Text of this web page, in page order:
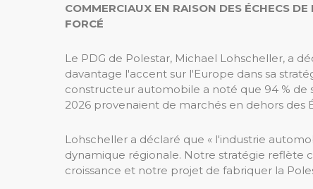
COMMERCIAUX EN RAISON DES ÉCHECS
FORCÉ
Le PDG de Polestar, Michael Lohscheller, a
davantage l'accent sur l'Europe dans sa
constructeur automobile a noté que 94 % de
2026 provenaient de marchés en dehors des
Lohscheller a déclaré que « l'industrie
dynamique régionale. Notre stratégie reflète
croissance et notre projet de fabriquer la